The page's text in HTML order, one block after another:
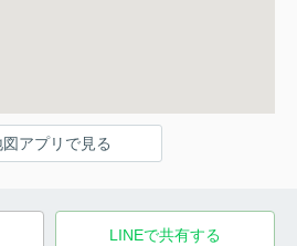
図アプリで見る
LINEで共有する